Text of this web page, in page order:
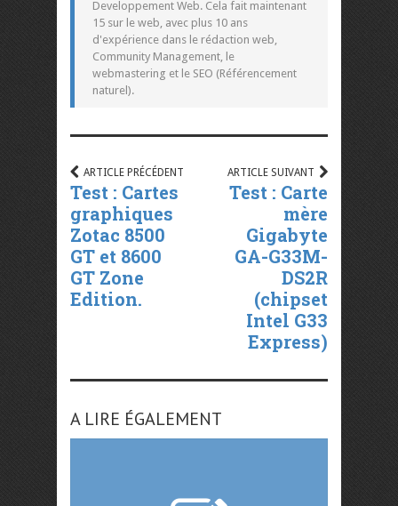
Developpement Web. Cela fait maintenant
15 sur le web, avec plus 10 ans
d'expérience dans le rédaction web,
Community Management, le
webmastering et le SEO (Référencement
naturel).
ARTICLE PRÉCÉDENT
Test : Cartes
graphiques
Zotac 8500
GT et 8600
GT Zone
Edition.
ARTICLE SUIVANT
Test : Carte
mère
Gigabyte
GA-G33M-
DS2R
(chipset
Intel G33
Express)
A LIRE ÉGALEMENT